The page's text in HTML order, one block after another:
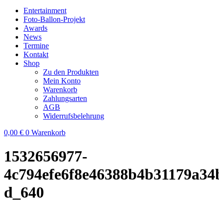
Entertainment
Foto-Ballon-Projekt
Awards
News
Termine
Kontakt
Shop
Zu den Produkten
Mein Konto
Warenkorb
Zahlungsarten
AGB
Widerrufsbelehrung
0,00 € 0 Warenkorb
1532656977-
d_640